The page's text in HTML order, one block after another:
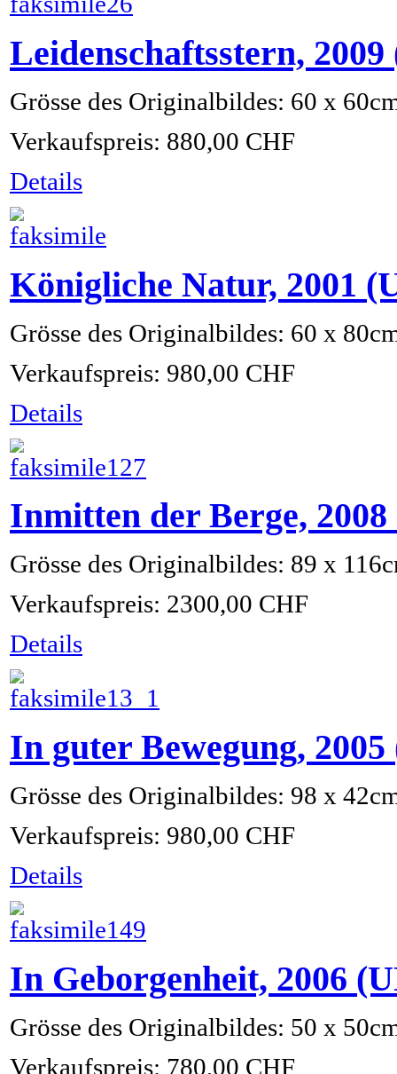
Leidenschaftsstern,
Grösse des Originalbildes: 60 x
Verkaufspreis: 880,00 CHF
Details
Königliche Natur, 2001
Grösse des Originalbildes: 60 x
Verkaufspreis: 980,00 CHF
Details
Inmitten der Berge,
Grösse des Originalbildes: 89 x
Verkaufspreis: 2300,00 CHF
Details
In guter Bewegung,
Grösse des Originalbildes: 98 x
Verkaufspreis: 980,00 CHF
Details
In Geborgenheit, 2006
Grösse des Originalbildes: 50 x
Verkaufspreis: 780,00 CHF